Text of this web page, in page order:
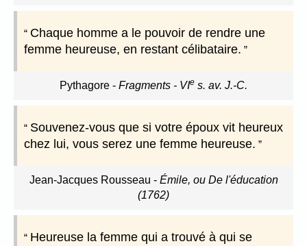
Chaque homme a le pouvoir de rendre une
femme heureuse, en restant célibataire.
Pythagore - Fragments - VIe s. av. J.-C.
Souvenez-vous que si votre époux vit heureux
chez lui, vous serez une femme heureuse.
Jean-Jacques Rousseau - Émile, ou De l'éducation
(1762)
Heureuse la femme qui a trouvé à qui se